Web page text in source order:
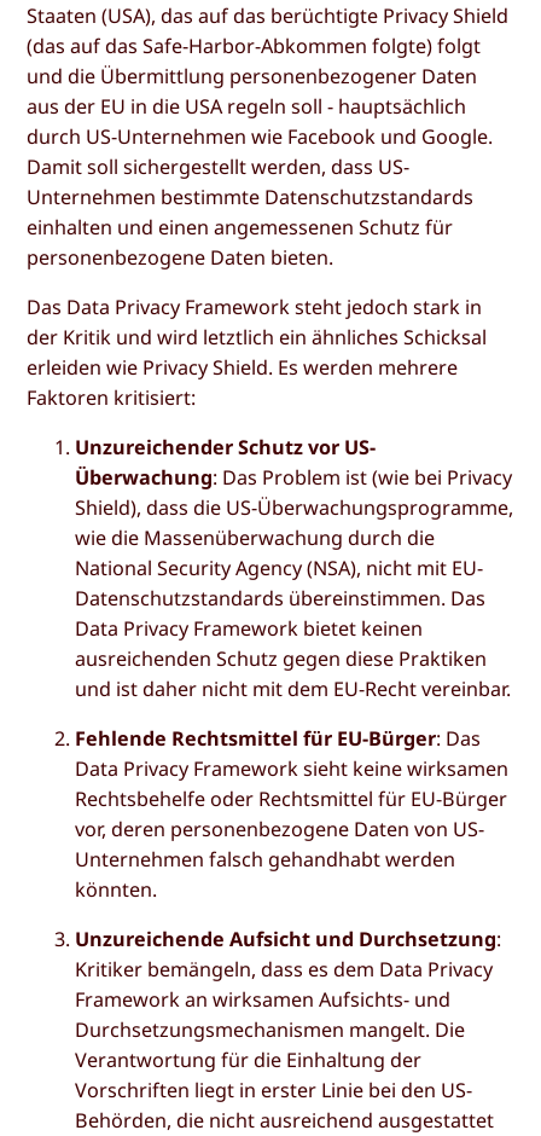
Staaten (USA), das auf das berüchtigte Privacy Shield
(das auf das Safe-Harbor-Abkommen folgte) folgt
und die Übermittlung personenbezogener Daten
aus der EU in die USA regeln soll - hauptsächlich
durch US-Unternehmen wie Facebook und Google.
Damit soll sichergestellt werden, dass US-
Unternehmen bestimmte Datenschutzstandards
einhalten und einen angemessenen Schutz für
personenbezogene Daten bieten.
Das Data Privacy Framework steht jedoch stark in
der Kritik und wird letztlich ein ähnliches Schicksal
erleiden wie Privacy Shield. Es werden mehrere
Faktoren kritisiert:
Unzureichender Schutz vor US-
Überwachung: Das Problem ist (wie bei Privacy
Shield), dass die US-Überwachungsprogramme,
wie die Massenüberwachung durch die
National Security Agency (NSA), nicht mit EU-
Datenschutzstandards übereinstimmen. Das
Data Privacy Framework bietet keinen
ausreichenden Schutz gegen diese Praktiken
und ist daher nicht mit dem EU-Recht vereinbar.
Fehlende Rechtsmittel für EU-Bürger: Das
Data Privacy Framework sieht keine wirksamen
Rechtsbehelfe oder Rechtsmittel für EU-Bürger
vor, deren personenbezogene Daten von US-
Unternehmen falsch gehandhabt werden
könnten.
Unzureichende Aufsicht und Durchsetzung:
Kritiker bemängeln, dass es dem Data Privacy
Framework an wirksamen Aufsichts- und
Durchsetzungsmechanismen mangelt. Die
Verantwortung für die Einhaltung der
Vorschriften liegt in erster Linie bei den US-
Behörden, die nicht ausreichend ausgestattet